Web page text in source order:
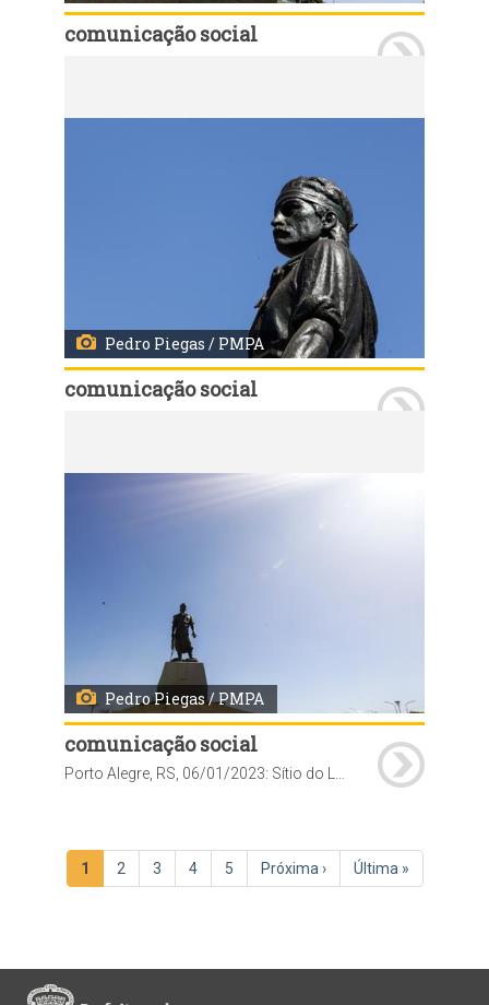
comunicação social
Pedro Piegas / PMPA
comunicação social
Pedro Piegas / PMPA
comunicação social
Paginação
Página
atual
1 Página
2 Página
3 Página
4 Página
5
Próxima
página
Próxima ›
Última
página
Última »